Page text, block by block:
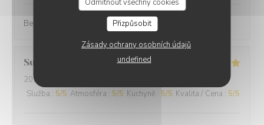
Odmítnout všechny cookies
Přizpůsobit
Zásady ochrany osobních údajů
undefined
Best cuisine in old Nice.
Suraci
2025-12-31
Služba : 5/5 Atmosféra : 5/5 Kuchyně : 5/5 Kvalita / Cena : 5/5